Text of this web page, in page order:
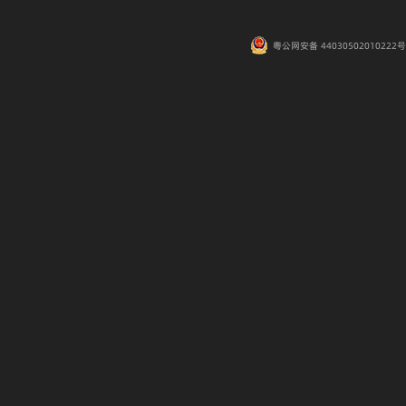
粤公网安备 44030502010222号